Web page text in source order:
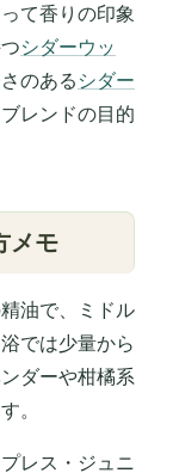
て香りの印象
シダーウッ
のある シダー
レンドの目的
メモ
油で、ミドル
では少量から
ダーや柑橘系
。
レス・ジュニ